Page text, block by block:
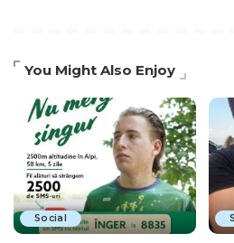
You Might Also Enjoy
Social